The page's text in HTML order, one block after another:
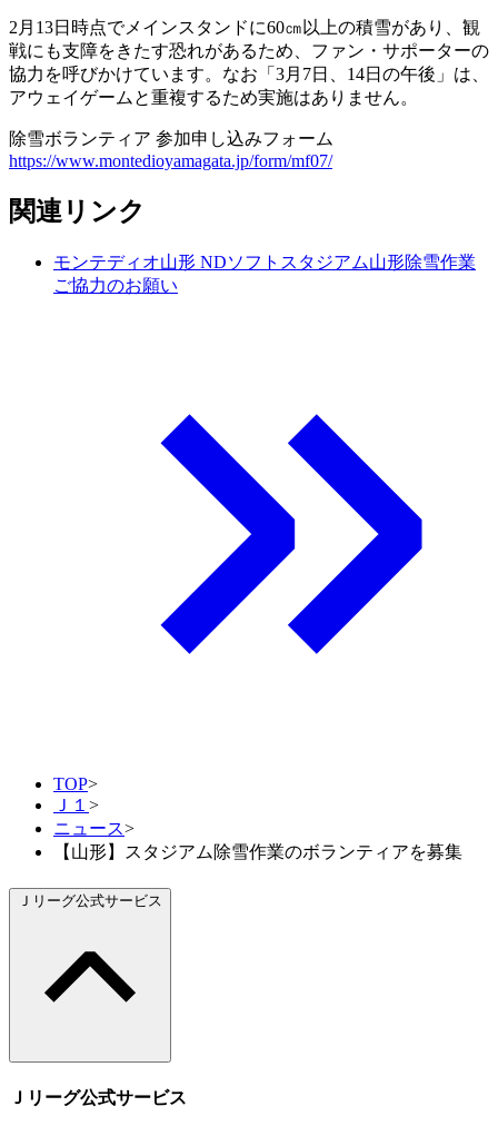
2月13日時点でメインスタンドに60㎝以上の積雪があり、観
戦にも支障をきたす恐れがあるため、ファン・サポーターの
協力を呼びかけています。なお「3月7日、14日の午後」は、
アウェイゲームと重複するため実施はありません。
除雪ボランティア 参加申し込みフォーム
https://www.montedioyamagata.jp/form/mf07/
関連リンク
モンテディオ山形 NDソフトスタジアム山形除雪作業
ご協力のお願い
TOP>
Ｊ１ >
ニュース>
【山形】スタジアム除雪作業のボランティアを募集
Ｊリーグ公式サービス
Ｊリーグ公式サービス